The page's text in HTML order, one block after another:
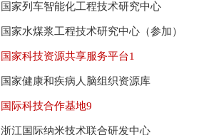
国家列车智能化工程技术研究中心
国家水煤浆工程技术研究中心（参加）
国家科技资源共享服务平台1
国家健康和疾病人脑组织资源库
国际科技合作基地9
浙江国际纳米技术联合研发中心